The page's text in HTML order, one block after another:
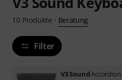
10 Produkte · Beratung
Filter
V3 Sound